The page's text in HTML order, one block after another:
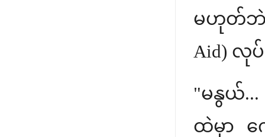
မဟုတ်ဘဲ "
Aid) လု
"မနွယ်
ထဲမှာ က